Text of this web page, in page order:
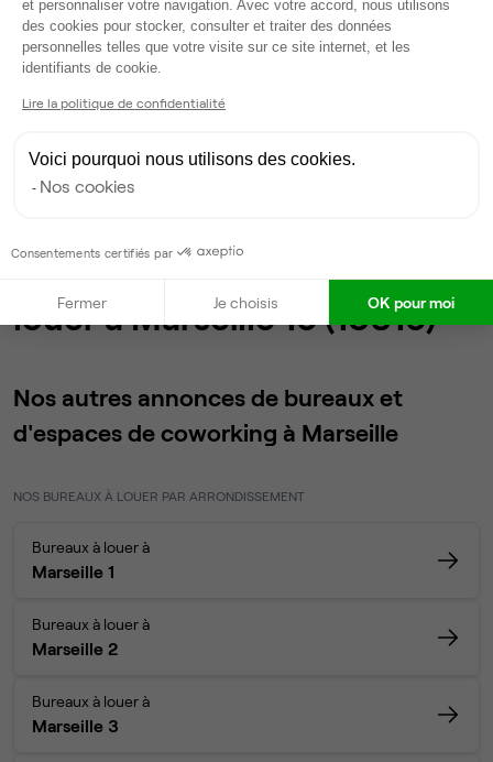
200 € par poste par mois
Accueil Location bureaux Marseille
5 annonces de bureaux à
louer à Marseille 15 (13015)
Nos autres annonces de bureaux et
d'espaces de coworking à Marseille
NOS BUREAUX À LOUER PAR ARRONDISSEMENT
Bureaux à louer à
Marseille 1
Bureaux à louer à
Marseille 2
Bureaux à louer à
Marseille 3
et personnaliser votre navigation. Avec votre accord, nous utilisons
des cookies pour stocker, consulter et traiter des données
personnelles telles que votre visite sur ce site internet, et les
identifiants de cookie.
Lire la politique de confidentialité
Voici pourquoi nous utilisons des cookies.
Nos cookies
Consentements certifiés par
Fermer Je choisis OK pour moi